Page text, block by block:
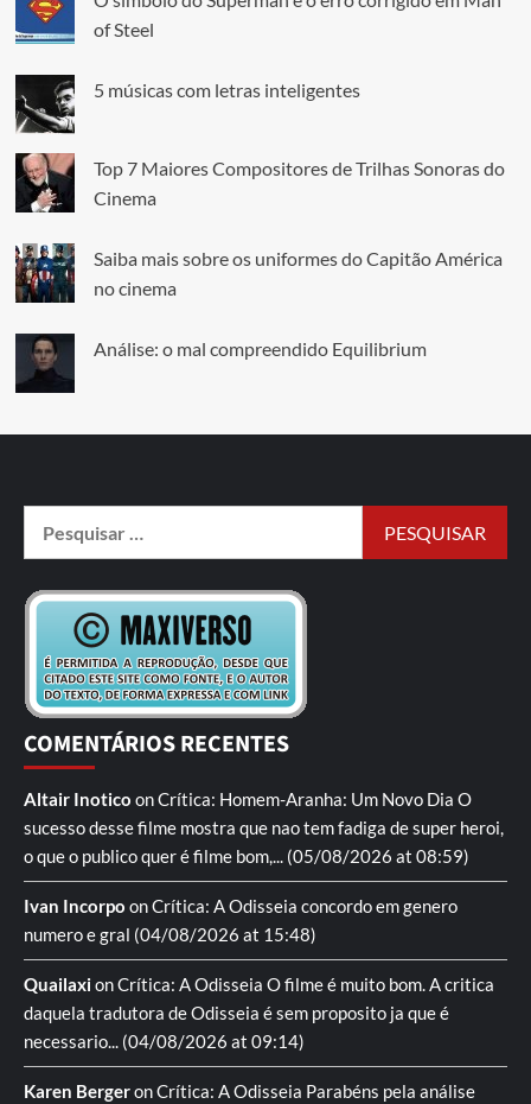
of Steel
5 músicas com letras inteligentes
Top 7 Maiores Compositores de Trilhas Sonoras do
Cinema
Saiba mais sobre os uniformes do Capitão América
no cinema
Análise: o mal compreendido Equilibrium
COMENTÁRIOS RECENTES
Altair Inotico onCrítica: Homem-Aranha: Um Novo Dia O
sucesso desse filme mostra que nao tem fadiga de super heroi,
o que o publico quer é filme bom,... (05/08/2026 at 08:59)
Ivan Incorpo onCrítica: A Odisseia concordo em genero
numero e gral (04/08/2026 at 15:48)
QuailaxionCrítica: A Odisseia O filme é muito bom. A critica
daquela tradutora de Odisseia é sem proposito ja que é
necessario... (04/08/2026 at 09:14)
Karen BergeronCrítica: A Odisseia Parabéns pela análise